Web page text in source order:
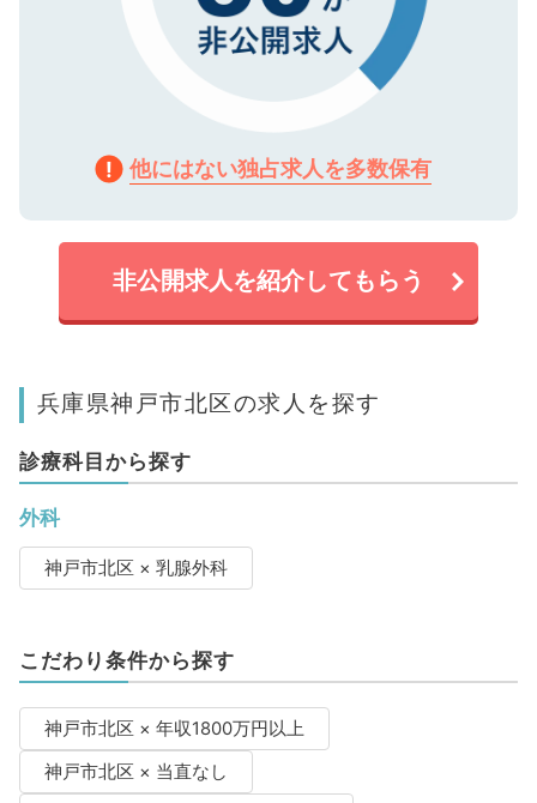
他にはない独占求人を多数保有
非公開求人を紹介してもらう
兵庫県神戸市北区の求人を探す
診療科目から探す
外科
神戸市北区 × 乳腺外科
こだわり条件から探す
神戸市北区 × 年収1800万円以上
神戸市北区 × 当直なし